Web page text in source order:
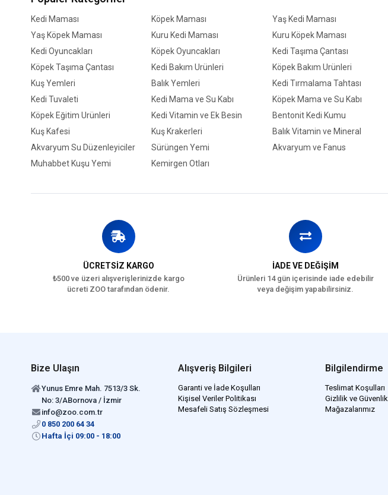
Kedi Maması Köpek Maması
Yaş Kedi Maması
Yaş Köpek Maması
Kuru Kedi Maması
Kuru Köpek Maması
Kedi Oyuncakları
Köpek Oyuncakları
Kedi Taşıma Çantası
Köpek Taşıma Çantası
Kedi Bakım Ürünleri
Köpek Bakım Ürünleri
Kuş Yemleri
Balık Yemleri
Kedi Tırmalama Tahtası
Kedi Tuvaleti
Kedi Mama ve Su Kabı
Köpek Mama ve Su Kabı
Köpek Eğitim Ürünleri
Kedi Vitamin ve Ek Besin
Bentonit Kedi Kumu
Kuş Kafesi
Kuş Krakerleri
Balık Vitamin ve Mineral
Akvaryum Su Düzenleyiciler
Sürüngen Yemi
Akvaryum ve Fanus
Muhabbet Kuşu Yemi
Kemirgen Otları
ÜCRETSİZ KARGO
₺500 ve üzeri alışverişlerinizde kargo
ücreti ZOO tarafından ödenir.
İADE VE DEĞİŞİM
Ürünleri 14 gün içerisinde iade edebilir
veya değişim yapabilirsiniz.
Bize Ulaşın
Yunus Emre Mah. 7513/3 Sk.
No: 3/ABornova / İzmir
info@zoo.com.tr
0 850 200 64 34
Hafta İçi 09:00 - 18:00
Alışveriş Bilgileri
Garanti ve İade Koşulları
Kişisel Veriler Politikası
Mesafeli Satış Sözleşmesi
Bilgilendirme
Teslimat Koşulları
Gizlilik ve Güvenlik
Mağazalarımız